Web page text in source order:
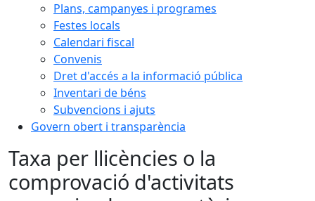
Plans, campanyes i programes
Festes locals
Calendari fiscal
Convenis
Dret d'accés a la informació pública
Inventari de béns
Subvencions i ajuts
Govern obert i transparència
Taxa per llicències o la
comprovació d'activitats